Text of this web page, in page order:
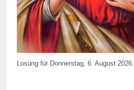
Losung für Donnerstag, 6. August 2026: